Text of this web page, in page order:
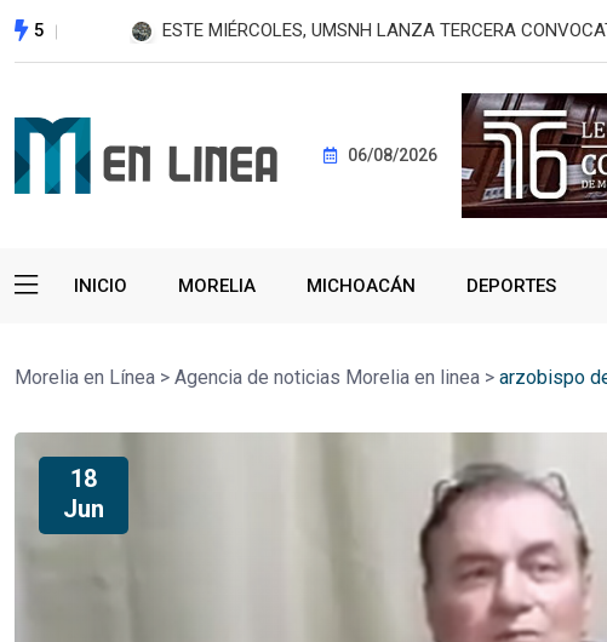
5 ESTE MIÉRCOLES, UMSNH LANZA TERCERA
06/08/2026
INICIO MORELIA MICHOACÁN DEPORTES
Morelia en Línea > Agencia de noticias Morelia en linea > arzobispo
18
Jun